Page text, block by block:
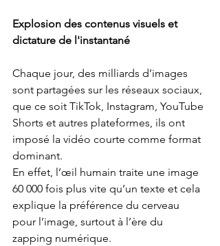
Explosion des contenus visuels et
dictature de l'instantané
Chaque jour, des milliards d’images
sont partagées sur les réseaux sociaux,
que ce soit TikTok, Instagram, YouTube
Shorts et autres plateformes, ils ont
imposé la vidéo courte comme format
dominant.
En effet, l’œil humain traite une image
60 000 fois plus vite qu’un texte et cela
explique la préférence du cerveau
pour l’image, surtout à l’ère du
zapping numérique.